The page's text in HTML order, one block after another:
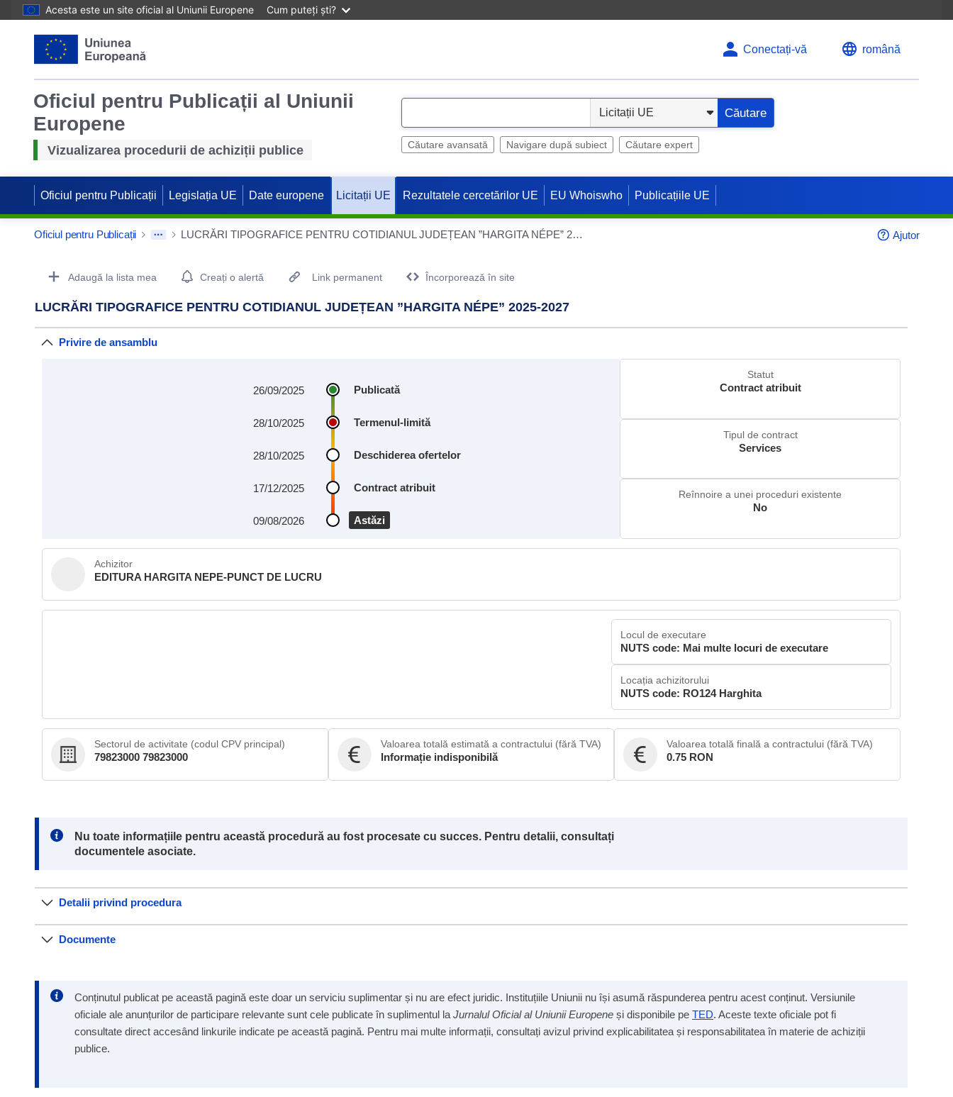
Acesta este un site oficial al Uniunii Europene Cum puteți ști?
Conectați-vă română
Oficiul pentru Publicații al Uniunii
Europene
Vizualizarea procedurii de achiziții publice
e
c
t
Căutare
Căutare avansată Navigare după subiect Căutare expert
Oficiul pentru Publicații Legislația UE Date europene Licitații UE Rezultatele cercetărilor UE EU Whoiswho Publicațiile UE
Oficiul pentru Publicații LUCRĂRI TIPOGRAFICE PENTRU COTIDIANUL JUDEȚEAN ”HARGITA NÉPE” 2025-2027 Ajutor
Procurement Detail Actions Portlet
Adaugă la lista mea Creați o alertă Link permanent Încorporează în site
LUCRĂRI TIPOGRAFICE PENTRU COTIDIANUL JUDEȚEAN ”HARGITA NÉPE” 2025-2027
Privire de ansamblu
Publicată
26/09/2025
Termenul-limită
28/10/2025
Deschiderea ofertelor
28/10/2025
Contract atribuit
17/12/2025
Astăzi
09/08/2026
Statut
Contract atribuit
Tipul de contract
Services
Reînnoire a unei proceduri existente
No
Achizitor
EDITURA HARGITA NEPE-PUNCT DE LUCRU
Locul de executare
NUTS code: Mai multe locuri de executare
Locația achizitorului
NUTS code: RO124 Harghita
Sectorul de activitate (codul CPV principal)
79823000 79823000
Valoarea totală estimată a contractului (fără TVA)
Informație indisponibilă
Valoarea totală finală a contractului (fără TVA)
0.75 RON
Note:
Nu toate informațiile pentru această procedură au fost procesate cu succes. Pentru detalii, consultați
documentele asociate.
Detalii privind procedura
Documente
Conținutul publicat pe această pagină este doar un serviciu suplimentar și nu are efect juridic. Instituțiile Uniunii nu își asumă răspunderea pentru acest conținut. Versiunile
oficiale ale anunțurilor de participare relevante sunt cele publicate în suplimentul la Jurnalul Oficial al Uniunii Europene și disponibile pe TED. Aceste texte oficiale pot fi
consultate direct accesând linkurile indicate pe această pagină. Pentru mai multe informații, consultați avizul privind explicabilitatea și responsabilitatea în materie de achiziții
publice.